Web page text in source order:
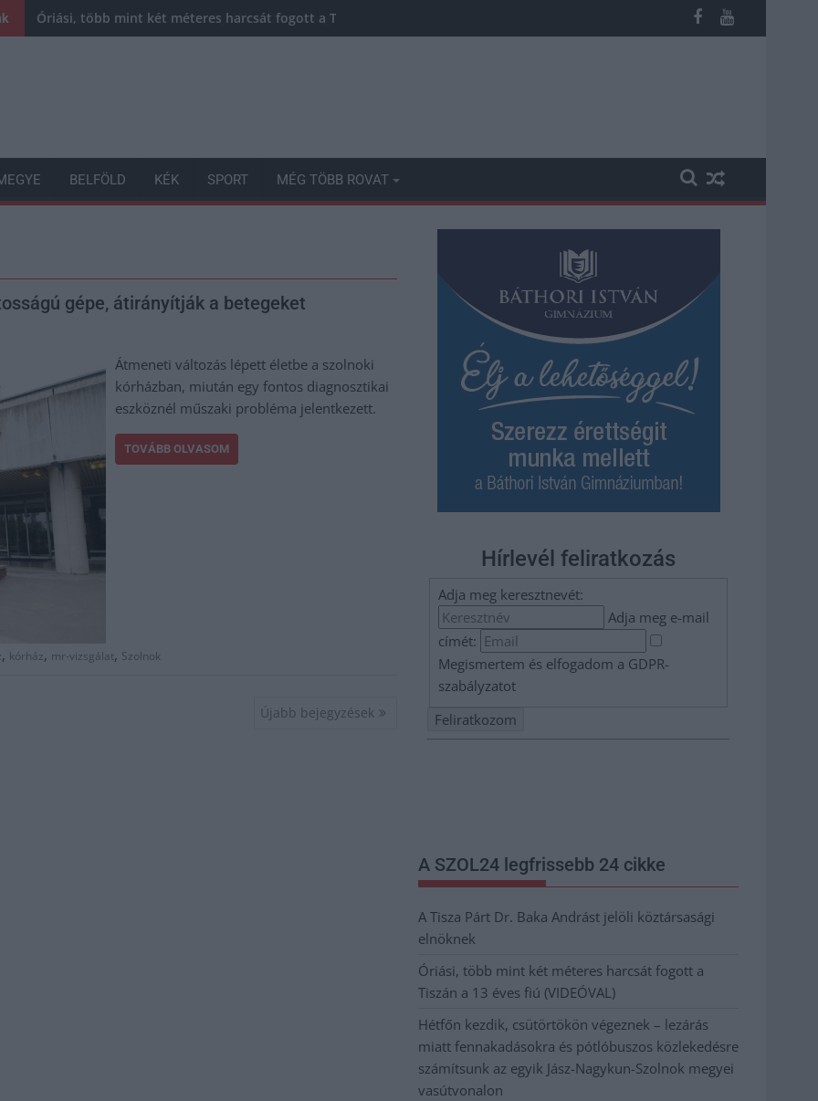
Óriási, több mint két méteres harcsát fogott a Tiszán a 13 éves fiú (VIDEÓVAL)
BELFÖLD KÉK SPORT MÉG TÖBB ROVAT
gépe, átirányítják a betegeket
Átmeneti változás lépett életbe a szolnoki
kórházban, miután egy fontos diagnosztikai
eszköznél műszaki probléma jelentkezett.
TOVÁBB OLVASOM
, kórház, mr-vizsgálat, Szolnok
Újabb bejegyzések
Hírlevél feliratkozás
Adja meg keresztnevét:
Adja meg e-mail
címét:
Megismertem és elfogadom a GDPR-
szabályzatot
A SZOL24 legfrissebb 24 cikke
A Tisza Párt Dr. Baka Andrást jelöli köztársasági
elnöknek
Óriási, több mint két méteres harcsát fogott a
Tiszán a 13 éves fiú (VIDEÓVAL)
Hétfőn kezdik, csütörtökön végeznek – lezárás
miatt fennakadásokra és pótlóbuszos közlekedésre
számítsunk az egyik Jász-Nagykun-Szolnok megyei
vasútvonalon